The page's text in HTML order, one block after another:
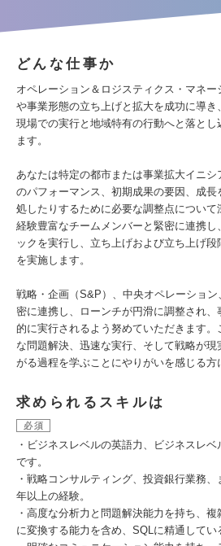
どんな仕事か
オペレーション＆ロジスティクス・マネ
や事業形態の立ち上げと拡大を成功に導
現場での実行と地域特有の行動へと落とし
ます。
あなたは特定の都市または事業拡大イニ
のパフォーマンス、初期成果の要因、成
処したりするために必要な調整点について
経験豊富なチームメンバーと緊密に連携
ックを実行し、立ち上げおよび立ち上げ
を実施します。
戦略・企画（S&P）、中央オペレーショ
密に連携し、ローンチが円滑に調整され
的に実行されるよう努めていただきます
な問題解決、迅速な実行、そして戦略が
がる過程を学ぶことにやりがいを感じる方
求められるスキルは
必須
・ビジネスレベルの英語力、ビジネスレ
です。
・戦略コンサルティング、投資銀行業務
年以上の経験。
・高度な分析力と問題解決能力を持ち、
に変換する能力を含め、SQLに精通してい